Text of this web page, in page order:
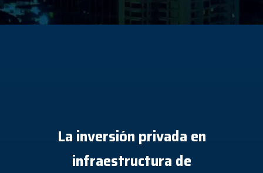
La inversión privada en
infraestructura de